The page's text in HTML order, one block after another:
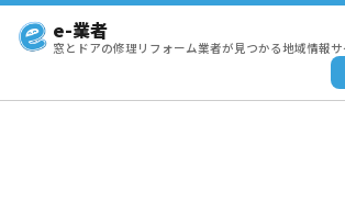
e-業者
窓とドアの修理リフォーム業者が見つかる地域情報サ